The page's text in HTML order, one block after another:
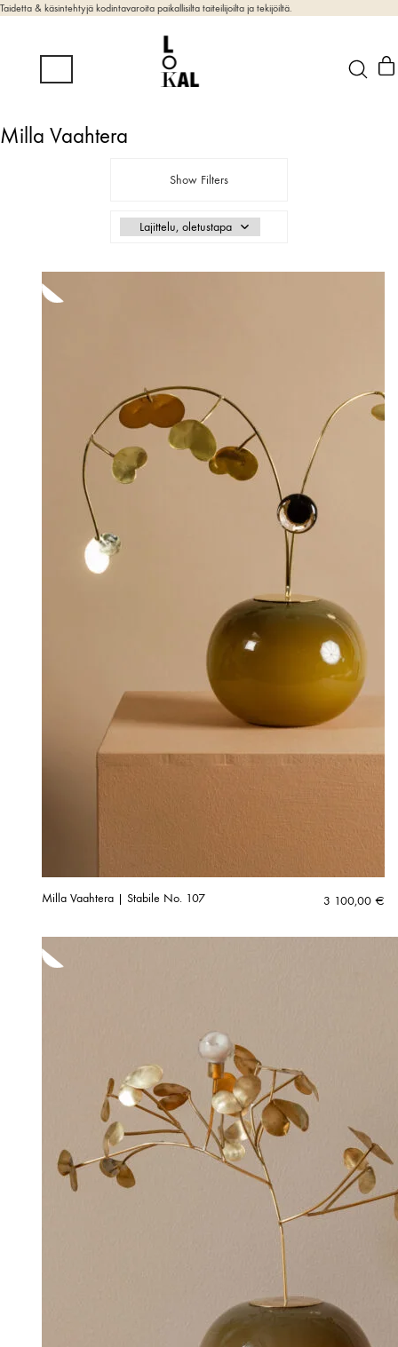
Taidetta & käsintehtyjä kodintavaroita paikallisilta taiteilijoilta ja tekijöiltä.
Milla Vaahtera
Show Filters
Milla Vaahtera | Stabile No. 107 3 100,00 €